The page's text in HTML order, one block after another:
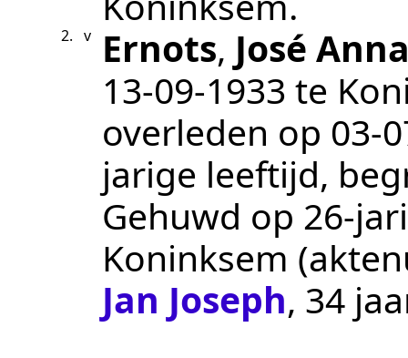
2. v Ernots, José
13‑09‑1933 te
overleden op
jarige leeftijd,
Gehuwd op 26-
Koninksem
Jan Joseph, 34